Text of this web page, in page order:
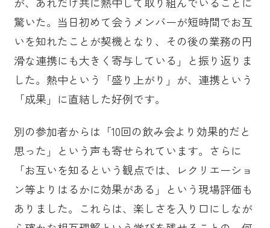
驚いた。当日初めて会うメンバーが短時間でお互
いを知れたことが契機となり、その後の業務の円
滑な連携にも大きく寄与している」と振り返りま
した。熱中という「盛り上がり」が、連携という
「成果」に直結した好例です。
別の参加者からは「10回の飲み会より効果的だと
思った」という声も寄せられています。さらに
「お互いを知るという観点では、レクリエーショ
ン等よりはるかに効果がある」という現場評価も
ありました。これらは、楽しさを入り口にしなが